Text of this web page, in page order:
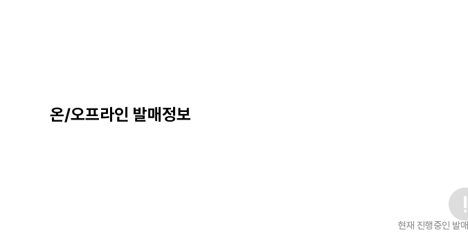
온/오프라인 발매정보
현재 진행중인 발매